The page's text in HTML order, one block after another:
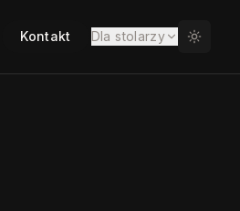
Kontakt Dla stolarzy